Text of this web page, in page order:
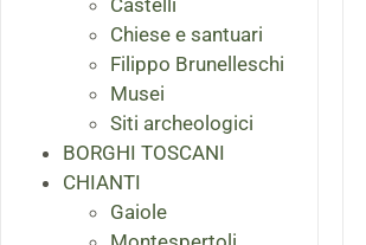
Castelli
Chiese e santuari
Filippo Brunelleschi
Musei
Siti archeologici
BORGHI TOSCANI
CHIANTI
Gaiole